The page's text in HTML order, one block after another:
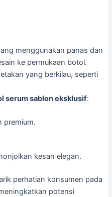
menggunakan panas dan
ke permukaan botol.
yang berkilau, seperti
serum sablon eksklusif:
premium.
kesan elegan.
perhatian konsumen pada
potensi